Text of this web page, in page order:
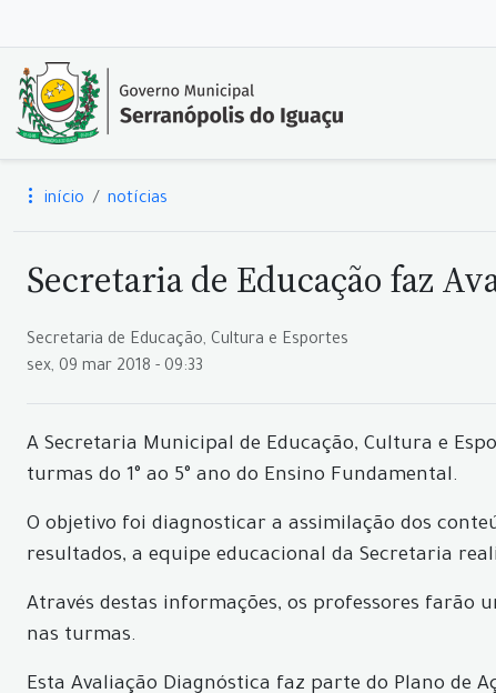
início notícias
Secretaria de Educação faz
Secretaria de Educação, Cultura e Esportes
sex, 09 mar 2018 - 09:33
A Secretaria Municipal de Educação, Cultura e
turmas do 1° ao 5° ano do Ensino Fundamental.
O objetivo foi diagnosticar a assimilação dos
resultados, a equipe educacional da Secretaria
Através destas informações, os professores farão
nas turmas.
Esta Avaliação Diagnóstica faz parte do Plano de